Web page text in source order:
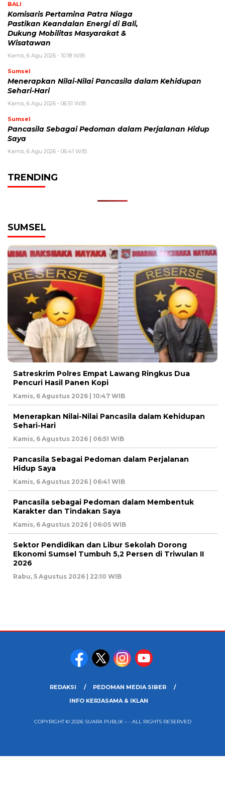
BALI
Komisaris Pertamina Patra Niaga
Pastikan Keandalan Energi di Bali,
Dukung Mobilitas Masyarakat &
Wisatawan
Kamis, 6 Agu 2026 - 10:18 WIB
Sumsel
Menerapkan Nilai-Nilai Pancasila dalam Kehidupan
Sehari-Hari
Kamis, 6 Agu 2026 - 06:51 WIB
Sumsel
Pancasila Sebagai Pedoman dalam Perjalanan Hidup
Saya
Kamis, 6 Agu 2026 - 06:41 WIB
TRENDING
SUMSEL
Satreskrim Polres Empat Lawang Ringkus Dua
Pencuri Hasil Panen Kopi
Kamis, 6 Agustus 2026 | 10:47 WIB
Menerapkan Nilai-Nilai Pancasila dalam Kehidupan
Sehari-Hari
Kamis, 6 Agustus 2026 | 06:51 WIB
Pancasila Sebagai Pedoman dalam Perjalanan
Hidup Saya
Kamis, 6 Agustus 2026 | 06:41 WIB
Pancasila sebagai Pedoman dalam Membentuk
Karakter dan Tindakan Saya
Kamis, 6 Agustus 2026 | 06:05 WIB
Sektor Pendidikan dan Libur Sekolah Dorong
Ekonomi Sumsel Tumbuh 5,2 Persen di Triwulan II
2026
Rabu, 5 Agustus 2026 | 22:10 WIB
REDAKSI
PEDOMAN MEDIA SIBER
INFO KERJASAMA & IKLAN
COPYRIGHT © 2026 SUARA PUBLIK – - ALL RIGHTS RESERVED